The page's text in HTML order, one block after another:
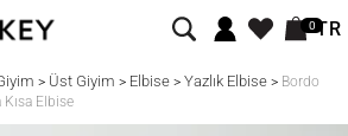
0TR
> Üst Giyim > Elbise> Yazlık Elbise> Bordo
Elbise